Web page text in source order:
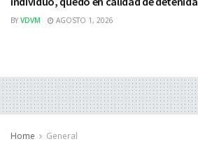
BY VDVM AGOSTO 1, 2026
Home General